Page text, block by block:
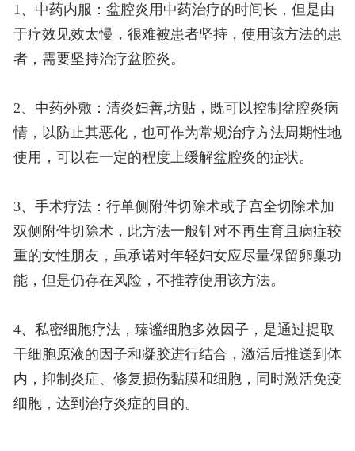
1、中药内服：盆腔炎用中药治疗的时间长，但是由
于疗效见效太慢，很难被患者坚持，使用该方法的患
者，需要坚持治疗盆腔炎。
2、中药外敷：清炎妇善,坊贴，既可以控制盆腔炎病
情，以防止其恶化，也可作为常规治疗方法周期性地
使用，可以在一定的程度上缓解盆腔炎的症状。
3、手术疗法：行单侧附件切除术或子宫全切除术加
双侧附件切除术，此方法一般针对不再生育且病症较
重的女性朋友，虽承诺对年轻妇女应尽量保留卵巢功
能，但是仍存在风险，不推荐使用该方法。
4、私密细胞疗法，臻谧细胞多效因子，是通过提取
干细胞原液的因子和凝胶进行结合，激活后推送到体
内，抑制炎症、修复损伤黏膜和细胞，同时激活免疫
细胞，达到治疗炎症的目的。